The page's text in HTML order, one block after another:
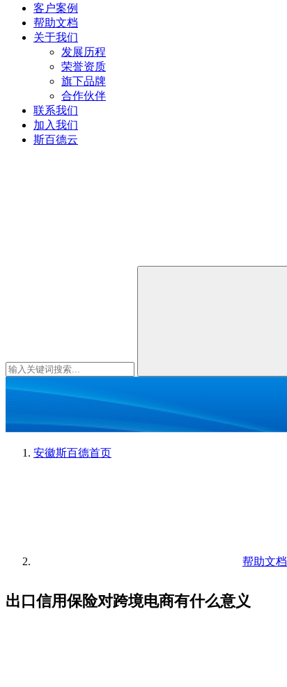
客户案例
帮助文档
关于我们
发展历程
荣誉资质
旗下品牌
合作伙伴
联系我们
加入我们
斯百德云
安徽斯百德首页
帮助文档
出口信用保险对跨境电商有什么意义